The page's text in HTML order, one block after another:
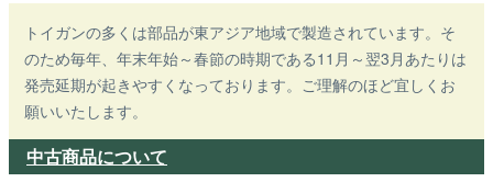
トイガンの多くは部品が東アジア地域で製造されています。そ
のため毎年、年末年始～春節の時期である11月～翌3月あたりは
発売延期が起きやすくなっております。ご理解のほど宜しくお
願いいたします。
中古商品について